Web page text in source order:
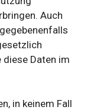
Auch
Daten im
in keinem Fall